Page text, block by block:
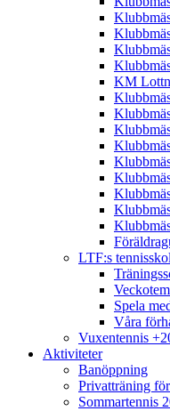
KM
LTF:s
Spela
Våra
Vuxentennis
Aktiviteter
Banöppning
Privatträning
Sommartennis